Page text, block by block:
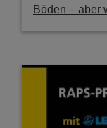
Böden – aber